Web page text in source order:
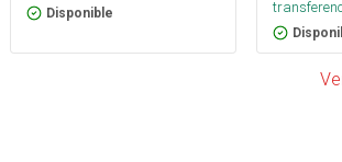
Disponible